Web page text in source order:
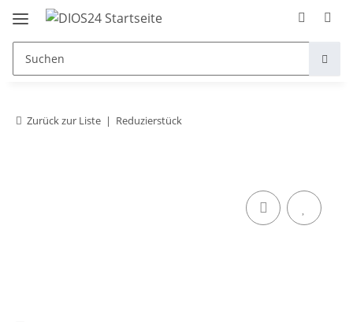
Zurück zur Liste Reduzierstück